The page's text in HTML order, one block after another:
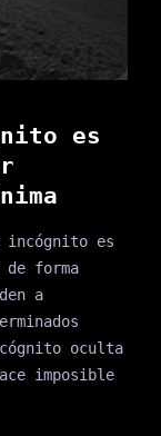
es
incógnito es
forma
a
oculta
imposible